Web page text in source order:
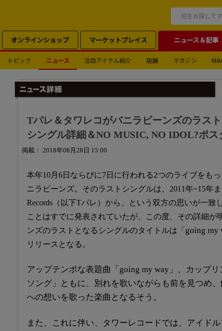
オンラインショップ マーケットプレイス ニュース＆記事
トピック ニュース 注目アイテム紹介 店舗 マガジン
Tパレ＆タワレコがバニラビーンズのラス
シングル詳細＆NO MUSIC, NO IDOL?ポス
掲載： 2018年08月28日 15:00
本年10月6日ならびに7日に行われる2つのライブをも
ニラビーンズ。そのラストシングルは、2011年~15年
Records（以下Tパレ）から、という双方の思いが一致
ことはすでに発表されていたが、この度、その詳細が
ンズのラストとなるシングルのタイトルは「 going my
リリースとなる。
アップテンポな表題曲「going my way」、カップ
ソング」ともに、別れを歌いながらも前を見つめ
への想いを歌った楽曲となるそう。
また、これに伴い、タワーレコードでは、アイド